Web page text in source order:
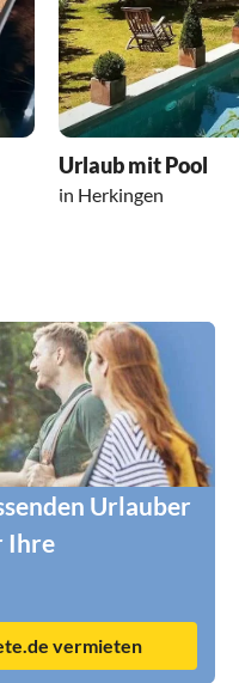
Urlaub mit Pool
in Herkingen
Urlauber
Ihre
vermieten